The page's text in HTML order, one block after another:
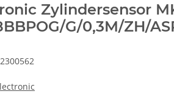
Zylindersensor
G/0,3M/ZH/
2300562